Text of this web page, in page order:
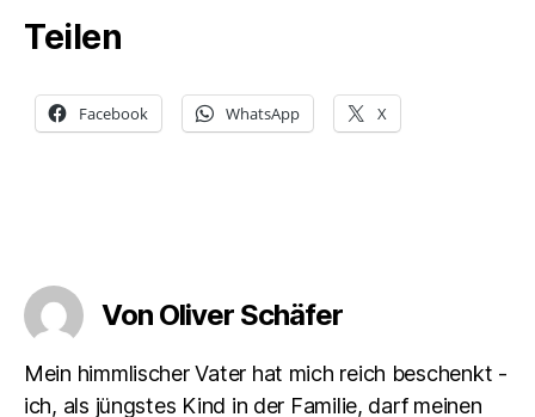
Teilen
Facebook WhatsApp X
Von Oliver Schäfer
Mein himmlischer Vater hat mich reich beschenkt -
ich, als jüngstes Kind in der Familie, darf meinen